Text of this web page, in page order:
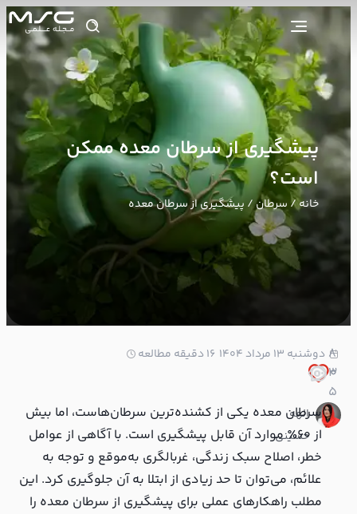
پیشگیری از سرطان معده ممکن
است؟
خانه/ سرطان/ پیشگیری از سرطان معده
دوشنبه ۱۳ مرداد ۱۴۰۴ 16 دقیقه مطالعه
0
0
8
3
5
الهه
حسینی
سرطان معده یکی از کشنده‌ترین سرطان‌هاست، اما بیش
از ۶۰٪ موارد آن قابل پیشگیری است. با آگاهی از عوامل
خطر، اصلاح سبک زندگی، غربالگری به‌موقع و توجه به
علائم، می‌توان تا حد زیادی از ابتلا به آن جلوگیری کرد. این
مطلب راهکارهای عملی برای پیشگیری از سرطان معده را